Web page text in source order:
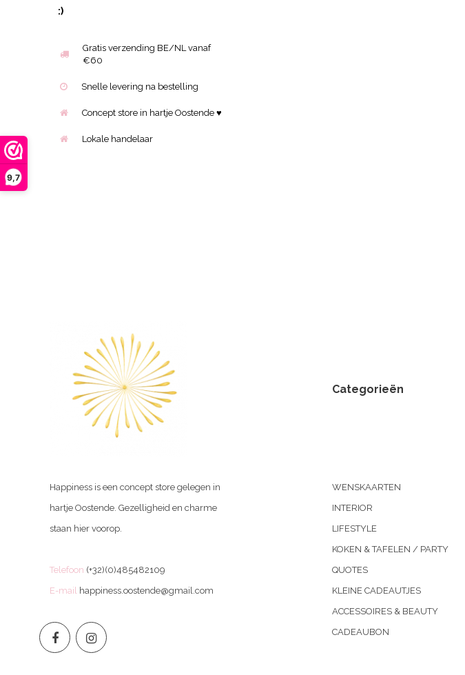
9,7
:)
Gratis verzending BE/NL vanaf
€60
Snelle levering na bestelling
Concept store in hartje Oostende ♥
Lokale handelaar
Happiness is een concept store gelegen in
hartje Oostende. Gezelligheid en charme
staan hier voorop.
Telefoon (+32)(0)485482109
E-mail happiness.oostende@gmail.com
Categorieën
WENSKAARTEN
INTERIOR
LIFESTYLE
KOKEN & TAFELEN / PARTY
QUOTES
KLEINE CADEAUTJES
ACCESSOIRES & BEAUTY
CADEAUBON